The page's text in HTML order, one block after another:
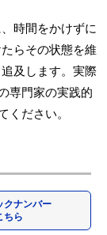
時間をかけずに
らその状態を維
及します。実際
専門家の実践的
ください。
クナンバー
ちら